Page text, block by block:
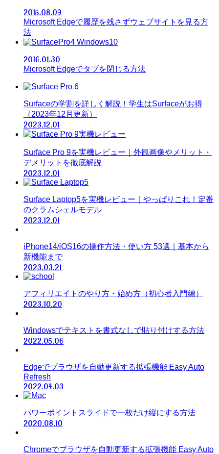
2015.08.09
Microsoft Edgeで履歴を残さずウェブサイトを見る方
法
Windows10
2016.01.30
Microsoft Edgeでタブを閉じる方法
Surfaceの学割を詳しく解説！学生はSurfaceがお得
（2023年12月更新）
2023.12.01
Surface Pro 9を実機レビュー｜外観画像やメリット・
デメリットを徹底解説
2023.12.01
Surface Laptop5を実機レビュー｜やっぱりこれ！定番
のクラムシェルモデル
2023.12.01
iPhone14/iOS16の操作方法・使い方 53選｜基本から
新機能まで
2023.03.21
アフィリエイトのやり方・始め方（初心者入門編）
2023.10.20
Windowsでテキストを書式なしで貼り付けする方法
2022.05.06
Edgeでブラウザを自動更新する拡張機能 Easy Auto
Refresh
2022.04.03
パワーポイントスライドで一枚だけ縦にする方法
2020.08.10
Chromeでブラウザを自動更新する拡張機能 Easy Auto